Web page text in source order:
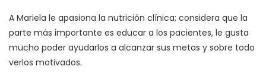
A Mariela le apasiona la nutrición clínica; considera que la
parte más importante es educar a los pacientes, le gusta
mucho poder ayudarlos a alcanzar sus metas y sobre todo
verlos motivados.